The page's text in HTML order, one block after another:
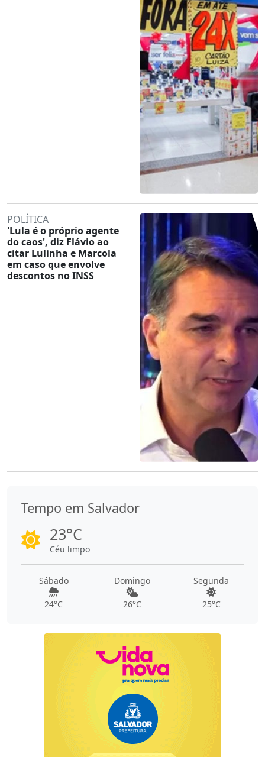
POLÍTICA
'Lula é o próprio agente
do caos', diz Flávio ao
citar Lulinha e Marcola
em caso que envolve
descontos no INSS
Tempo em Salvador
23°C
Céu limpo
Sábado
24°C
Domingo
26°C
Segunda
25°C